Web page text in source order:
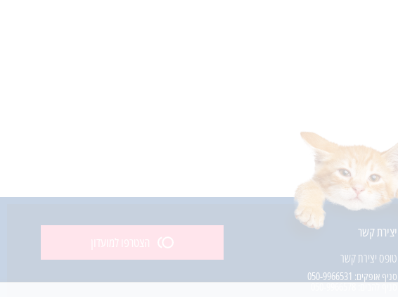
יצירת קשר
טופס יצירת קשר
סניף אופקים: 050-9966531
סניף להבים:050-9966578
הצטרפו למועדון